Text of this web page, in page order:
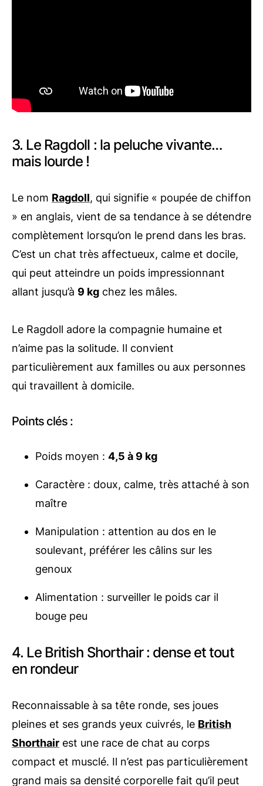
3. Le Ragdoll : la peluche vivante…
mais lourde !
Le nom Ragdoll, qui signifie « poupée de chiffon
» en anglais, vient de sa tendance à se détendre
complètement lorsqu’on le prend dans les bras.
C’est un chat très affectueux, calme et docile,
qui peut atteindre un poids impressionnant
allant jusqu’à 9 kg chez les mâles.
Le Ragdoll adore la compagnie humaine et
n’aime pas la solitude. Il convient
particulièrement aux familles ou aux personnes
qui travaillent à domicile.
Points clés :
Poids moyen : 4,5 à 9 kg
Caractère : doux, calme, très attaché à son
maître
Manipulation : attention au dos en le
soulevant, préférer les câlins sur les
genoux
Alimentation : surveiller le poids car il
bouge peu
4. Le British Shorthair : dense et tout
en rondeur
Reconnaissable à sa tête ronde, ses joues
pleines et ses grands yeux cuivrés, le British
Shorthair est une race de chat au corps
compact et musclé. Il n’est pas particulièrement
grand mais sa densité corporelle fait qu’il peut